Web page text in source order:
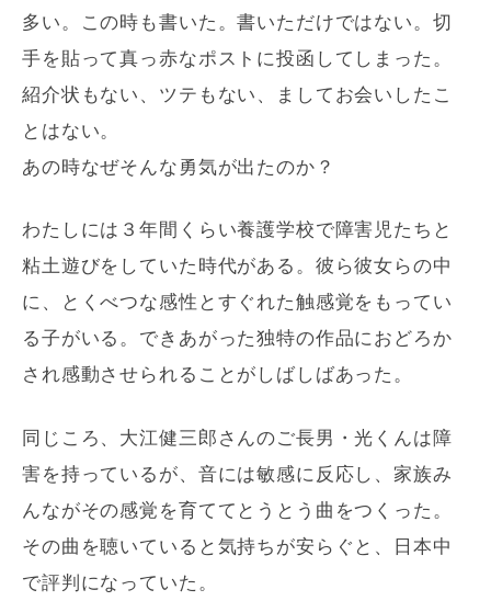
多い。この時も書いた。書いただけではない。切
手を貼って真っ赤なポストに投函してしまった。
紹介状もない、ツテもない、ましてお会いしたこ
とはない。
あの時なぜそんな勇気が出たのか？
わたしには３年間くらい養護学校で障害児たちと
粘土遊びをしていた時代がある。彼ら彼女らの中
に、とくべつな感性とすぐれた触感覚をもってい
る子がいる。できあがった独特の作品におどろか
され感動させられることがしばしばあった。
同じころ、大江健三郎さんのご長男・光くんは障
害を持っているが、音には敏感に反応し、家族み
んながその感覚を育ててとうとう曲をつくった。
その曲を聴いていると気持ちが安らぐと、日本中
で評判になっていた。